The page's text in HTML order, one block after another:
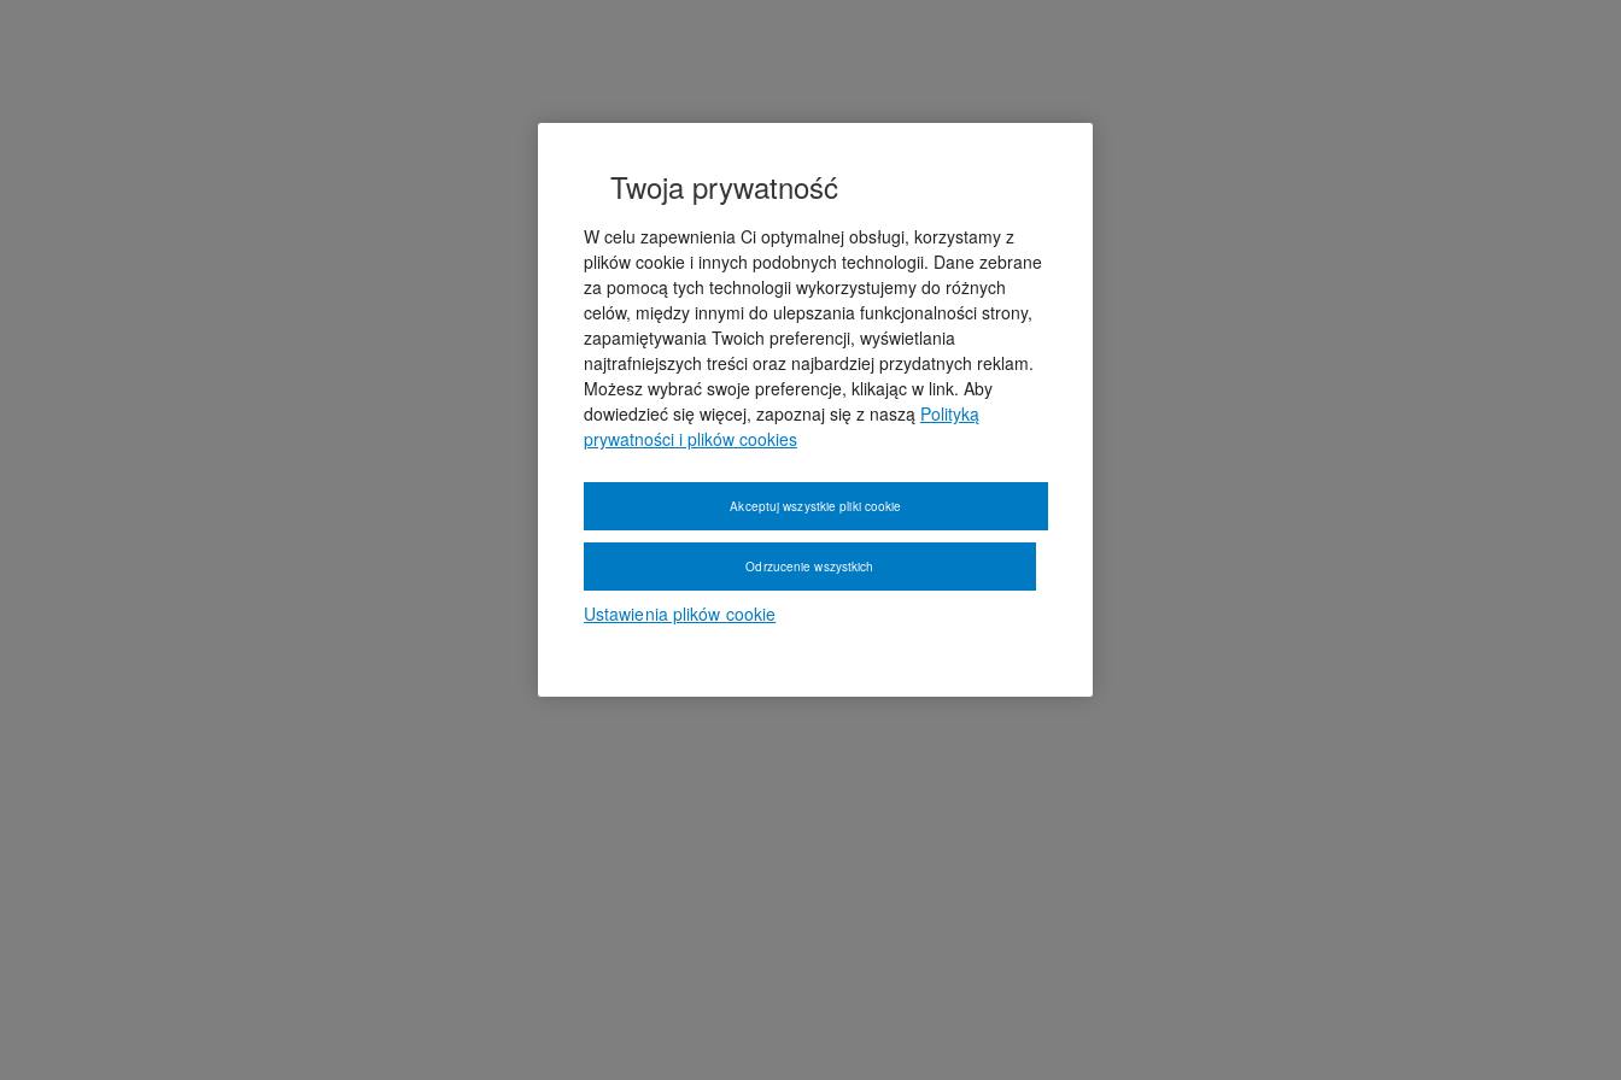
Twoja prywatność
W celu zapewnienia Ci optymalnej obsługi, korzystamy z
plików cookie i innych podobnych technologii. Dane zebrane
za pomocą tych technologii wykorzystujemy do różnych
celów, między innymi do ulepszania funkcjonalności strony,
zapamiętywania Twoich preferencji, wyświetlania
najtrafniejszych treści oraz najbardziej przydatnych reklam.
Możesz wybrać swoje preferencje, klikając w link. Aby
dowiedzieć się więcej, zapoznaj się z naszą Polityką
prywatności i plików cookies
Ustawienia plików cookie
Odrzucenie wszystkich
Akceptuj wszystkie pliki cookie